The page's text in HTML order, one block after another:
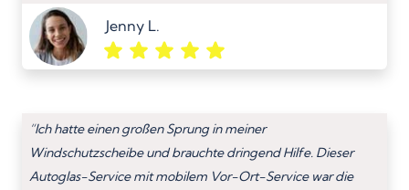
Jenny L.
“Ich hatte einen großen Sprung in meiner
Windschutzscheibe und brauchte dringend Hilfe. Dieser
Autoglas-Service mit mobilem Vor-Ort-Service war die